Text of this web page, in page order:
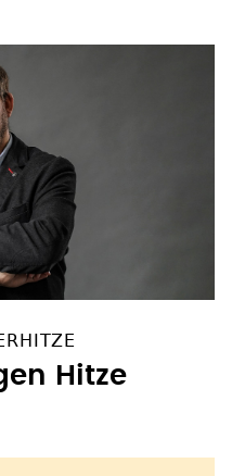
Hitze